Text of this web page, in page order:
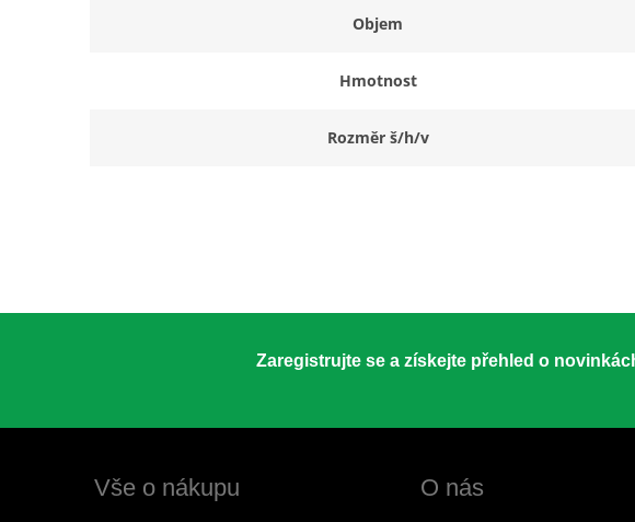
Objem
Hmotnost
Rozměr š/h/v
Zaregistrujte se a získejte přehled o
Vše o nákupu O nás